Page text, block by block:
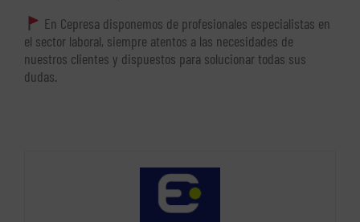
En Cepresa disponemos de profesionales especialistas en
el sector laboral, siempre atentos a las necesidades de
nuestros clientes y dispuestos para solucionar todas sus
dudas.